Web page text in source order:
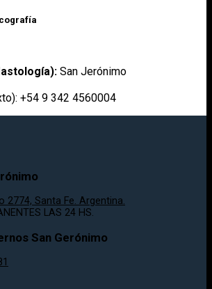
San Jerónimo
+54 9 342 4560004
2774, Santa Fe. Argentina.
LAS 24 HS.
San Gerónimo